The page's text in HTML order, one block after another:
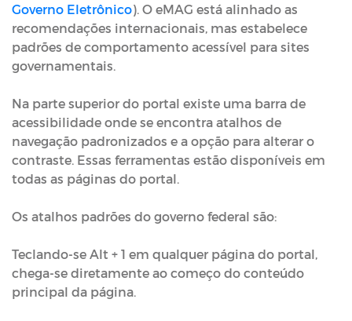
Governo Eletrônico). O eMAG está alinhado as
recomendações internacionais, mas estabelece
padrões de comportamento acessível para sites
governamentais.
Na parte superior do portal existe uma barra de
acessibilidade onde se encontra atalhos de
navegação padronizados e a opção para alterar o
contraste. Essas ferramentas estão disponíveis em
todas as páginas do portal.
Os atalhos padrões do governo federal são:
Teclando-se Alt + 1 em qualquer página do portal,
chega-se diretamente ao começo do conteúdo
principal da página.